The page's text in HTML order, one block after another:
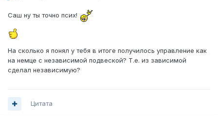
Саш ну ты точно псих!
На сколько я понял у тебя в итоге получилось управление как
на немце с независимой подвеской? Т.е. из зависимой
сделал независимую?
Цитата